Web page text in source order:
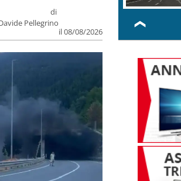
di
Pellegrino
il 08/08/2026
❮